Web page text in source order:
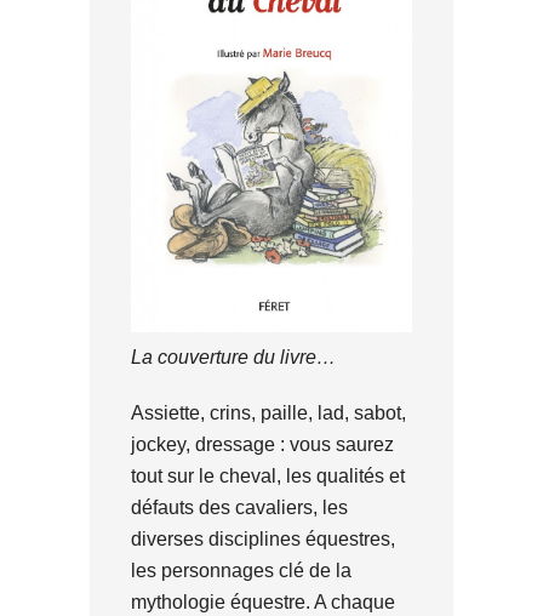
La couverture du livre…
Assiette, crins, paille, lad, sabot,
jockey, dressage : vous saurez
tout sur le cheval, les qualités et
défauts des cavaliers, les
diverses disciplines équestres,
les personnages clé de la
mythologie équestre. A chaque